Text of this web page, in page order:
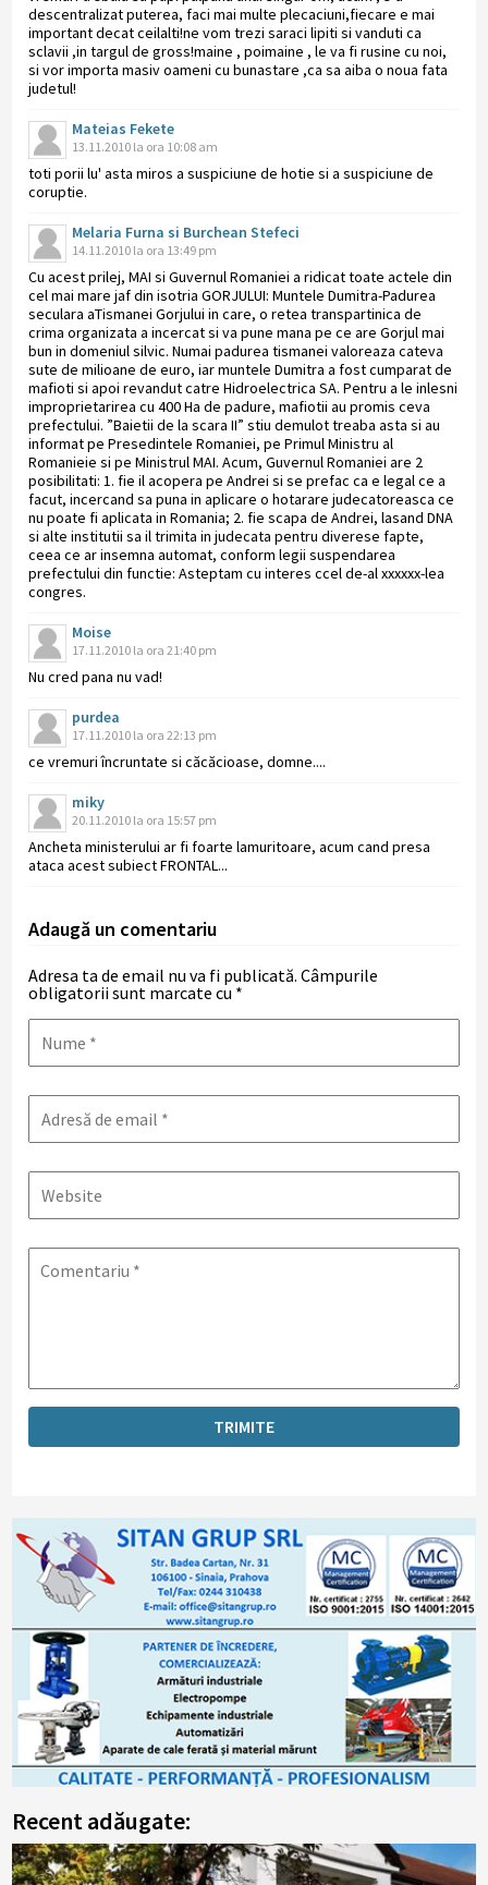
descentralizat puterea, faci mai multe plecaciuni,fiecare e mai
important decat ceilalti!ne vom trezi saraci lipiti si vanduti ca
sclavii ,in targul de gross!maine , poimaine , le va fi rusine cu noi,
si vor importa masiv oameni cu bunastare ,ca sa aiba o noua fata
judetul!
Mateias Fekete
13.11.2010 la ora 10:08 am
toti porii lu' asta miros a suspiciune de hotie si a suspiciune de
coruptie.
Melaria Furna si Burchean Stefeci
14.11.2010 la ora 13:49 pm
Cu acest prilej, MAI si Guvernul Romaniei a ridicat toate actele din
cel mai mare jaf din isotria GORJULUI: Muntele Dumitra-Padurea
seculara aTismanei Gorjului in care, o retea transpartinica de
crima organizata a incercat si va pune mana pe ce are Gorjul mai
bun in domeniul silvic. Numai padurea tismanei valoreaza cateva
sute de milioane de euro, iar muntele Dumitra a fost cumparat de
mafioti si apoi revandut catre Hidroelectrica SA. Pentru a le inlesni
improprietarirea cu 400 Ha de padure, mafiotii au promis ceva
prefectului. ”Baietii de la scara II” stiu demulot treaba asta si au
informat pe Presedintele Romaniei, pe Primul Ministru al
Romanieie si pe Ministrul MAI. Acum, Guvernul Romaniei are 2
posibilitati: 1. fie il acopera pe Andrei si se prefac ca e legal ce a
facut, incercand sa puna in aplicare o hotarare judecatoreasca ce
nu poate fi aplicata in Romania; 2. fie scapa de Andrei, lasand DNA
si alte institutii sa il trimita in judecata pentru diverese fapte,
ceea ce ar insemna automat, conform legii suspendarea
prefectului din functie: Asteptam cu interes ccel de-al xxxxxx-lea
congres.
Moise
17.11.2010 la ora 21:40 pm
Nu cred pana nu vad!
purdea
17.11.2010 la ora 22:13 pm
ce vremuri încruntate si căcăcioase, domne....
miky
20.11.2010 la ora 15:57 pm
Ancheta ministerului ar fi foarte lamuritoare, acum cand presa
ataca acest subiect FRONTAL...
Adaugă un comentariu
Adresa ta de email nu va fi publicată. Câmpurile
obligatorii sunt marcate cu *
Recent adăugate: